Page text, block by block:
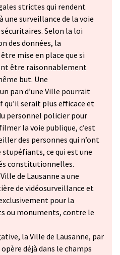
strictes qui rendent
surveillance de la voie
Selon la loi
des données, la
mise en place que si
être raisonnablement
but. Une
pan d’une Ville pourrait
serait plus efficace et
personnel policier pour
la voie publique, c’est
des personnes qui n’ont
ce qui est une
constitutionnelles.
de Lausanne a une
de vidéosurveillance et
pour la
ou monuments, contre le
la Ville de Lausanne, par
déjà dans le champs